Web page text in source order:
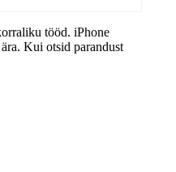
tööd. iPhone
Kui otsid parandust